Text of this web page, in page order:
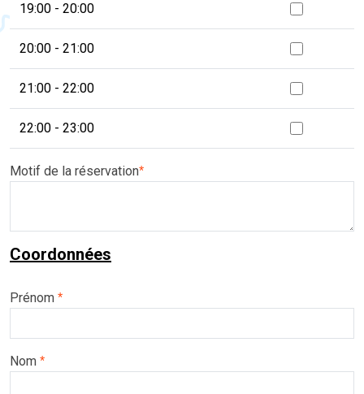
19:00 - 20:00
20:00 - 21:00
21:00 - 22:00
22:00 - 23:00
Motif de la réservation*
Coordonnées
Prénom *
Nom *